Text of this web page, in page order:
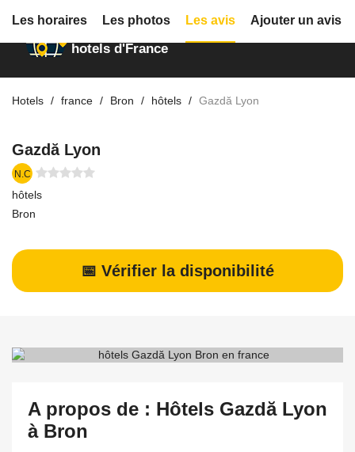
Annuaire des
hotels d'France
Hotels france Bron hôtels Gazdă Lyon
Gazdă Lyon
N.C
hôtels
Bron
📅 Vérifier la disponibilité
Les horaires Les photos Les avis Ajouter un avis
A propos de : Hôtels Gazdă Lyon
à Bron